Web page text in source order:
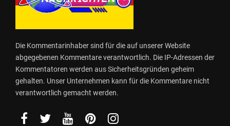
Die Kommentarinhaber sind für die auf unserer Website
abgegebenen Kommentare verantwortlich. Die IP-Adressen der
Kommentatoren werden aus Sicherheitsgründen geheim
gehalten. Unser Unternehmen kann für die Kommentare nicht
verantwortlich gemacht werden.